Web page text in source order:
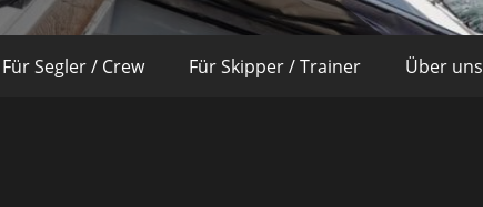
Für Segler / Crew Für Skipper / Trainer Über uns